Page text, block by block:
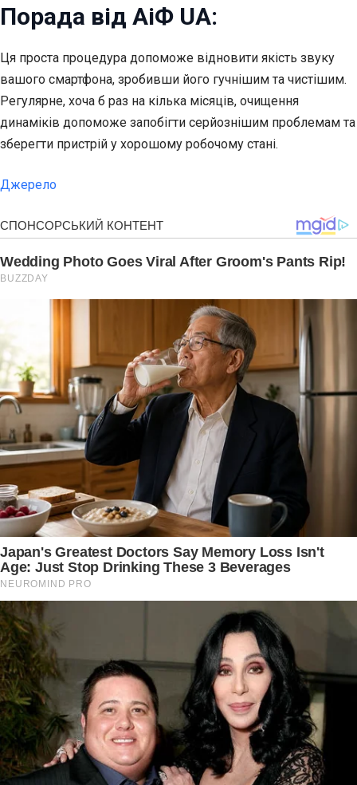
Порада від АіФ UA:
Ця проста процедура допоможе відновити якість звуку
вашого смартфона, зробивши його гучнішим та чистішим.
Регулярне, хоча б раз на кілька місяців, очищення
динаміків допоможе запобігти серйознішим проблемам та
зберегти пристрій у хорошому робочому стані.
Джерело